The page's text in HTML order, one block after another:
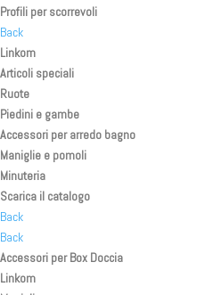
Profili per scorrevoli
Back
Linkom
Articoli speciali
Ruote
Piedini e gambe
Accessori per arredo bagno
Maniglie e pomoli
Minuteria
Scarica il catalogo
Back
Back
Accessori per Box Doccia
Linkom